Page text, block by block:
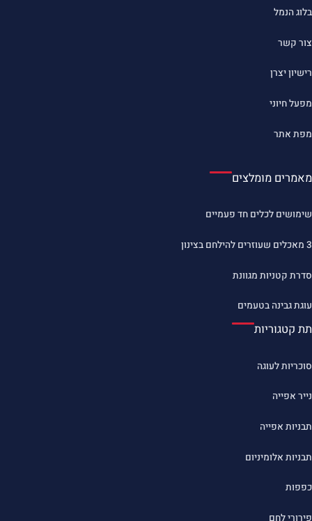
בלוג הנמל
צור קשר
רישיון יצרן
מפעל חיוני
מפת אתר
מאמרים מומלצים
שימושים לכלים חד פעמיים
3 מאכלים שעוזרים להילחם בצינון
סדרת קטניות מגוונת
עוגת גבינה בטעמים
תת קטגוריות
סוכריות לעוגה
נייר אפייה
תבניות אפייה
תבניות אלומיניום
כפפות